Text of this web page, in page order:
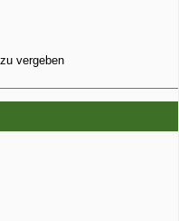
vergeben